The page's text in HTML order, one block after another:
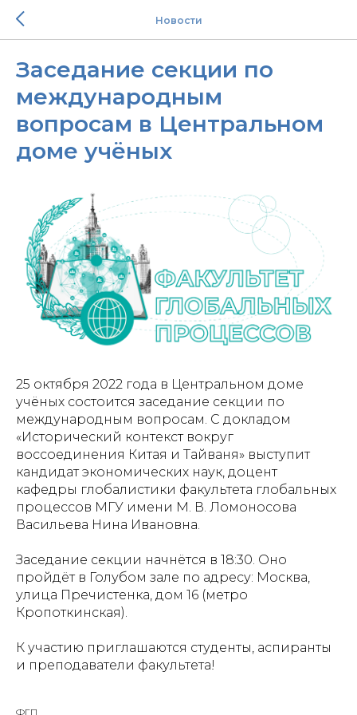
Новости
Заседание секции по
международным
вопросам в Центральном
доме учёных
25 октября 2022 года в Центральном доме
учёных состоится заседание секции по
международным вопросам. С докладом
«Исторический контекст вокруг
воссоединения Китая и Тайваня» выступит
кандидат экономических наук, доцент
кафедры глобалистики факультета глобальных
процессов МГУ имени М. В. Ломоносова
Васильева Нина Ивановна.
Заседание секции начнётся в 18:30. Оно
пройдёт в Голубом зале по адресу: Москва,
улица Пречистенка, дом 16 (метро
Кропоткинская).
К участию приглашаются студенты, аспиранты
и преподаватели факультета!
ФГП